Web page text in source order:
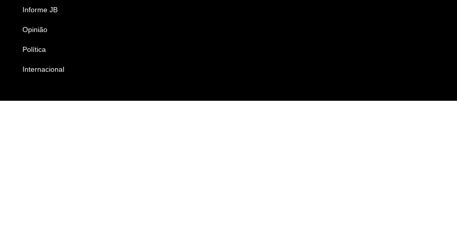
Informe JB
Opinião
Política
Internacional